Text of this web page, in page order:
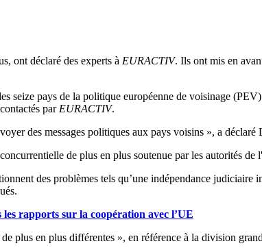
ont déclaré des experts à EURACTIV. Ils ont mis en
seize pays de la politique européenne de voisinage
par EURACTIV.
des messages politiques aux pays voisins », a
de plus en plus soutenue par les autorités
des problèmes tels qu’une indépendance
rapports sur la coopération avec l’UE
plus en plus différentes », en référence à la division